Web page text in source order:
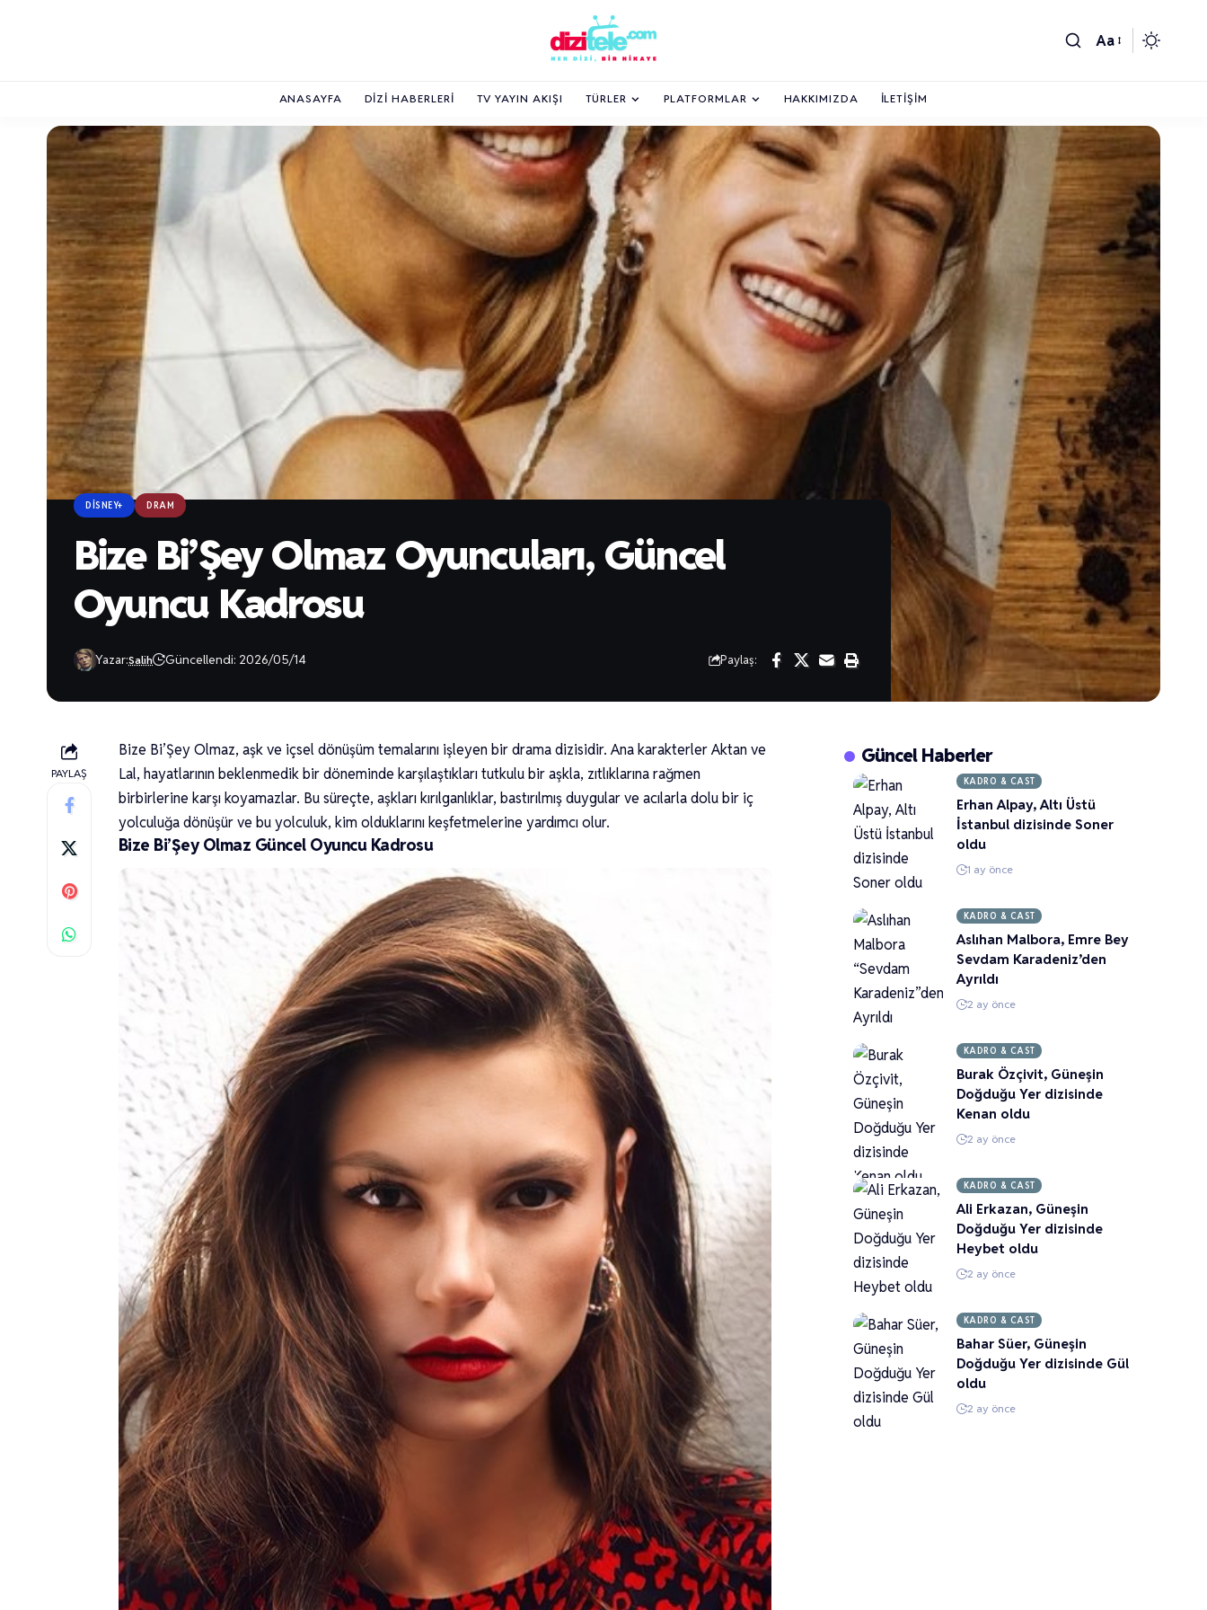
Aa
ANASAYFA DIZI HABERLERI TV YAYIN AKIŞI TÜRLER PLATFORMLAR HAKKIMIZDA İLETIŞIM
DISNEY+ DRAM
Bize Bi’Şey Olmaz Oyuncuları, Güncel
Oyuncu Kadrosu
Yazar:Salih Güncellendi: 2026/05/14 Paylaş:
PAYLAŞ
Bize Bi’Şey Olmaz, aşk ve içsel dönüşüm temalarını işleyen bir drama dizisidir. Ana karakterler Aktan ve
Lal, hayatlarının beklenmedik bir döneminde karşılaştıkları tutkulu bir aşkla, zıtlıklarına rağmen
birbirlerine karşı koyamazlar. Bu süreçte, aşkları kırılganlıklar, bastırılmış duygular ve acılarla dolu bir iç
yolculuğa dönüşür ve bu yolculuk, kim olduklarını keşfetmelerine yardımcı olur.
Bize Bi’Şey Olmaz Güncel Oyuncu Kadrosu
Güncel Haberler
KADRO & CAST
Erhan Alpay, Altı Üstü
İstanbul dizisinde Soner
oldu
1 ay önce
KADRO & CAST
Aslıhan Malbora, Emre Bey
Sevdam Karadeniz’den
Ayrıldı
2 ay önce
KADRO & CAST
Burak Özçivit, Güneşin
Doğduğu Yer dizisinde
Kenan oldu
2 ay önce
KADRO & CAST
Ali Erkazan, Güneşin
Doğduğu Yer dizisinde
Heybet oldu
2 ay önce
KADRO & CAST
Bahar Süer, Güneşin
Doğduğu Yer dizisinde Gül
oldu
2 ay önce